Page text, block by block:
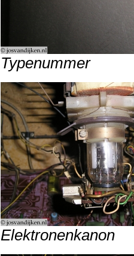
Typenummer
Elektronenkanon